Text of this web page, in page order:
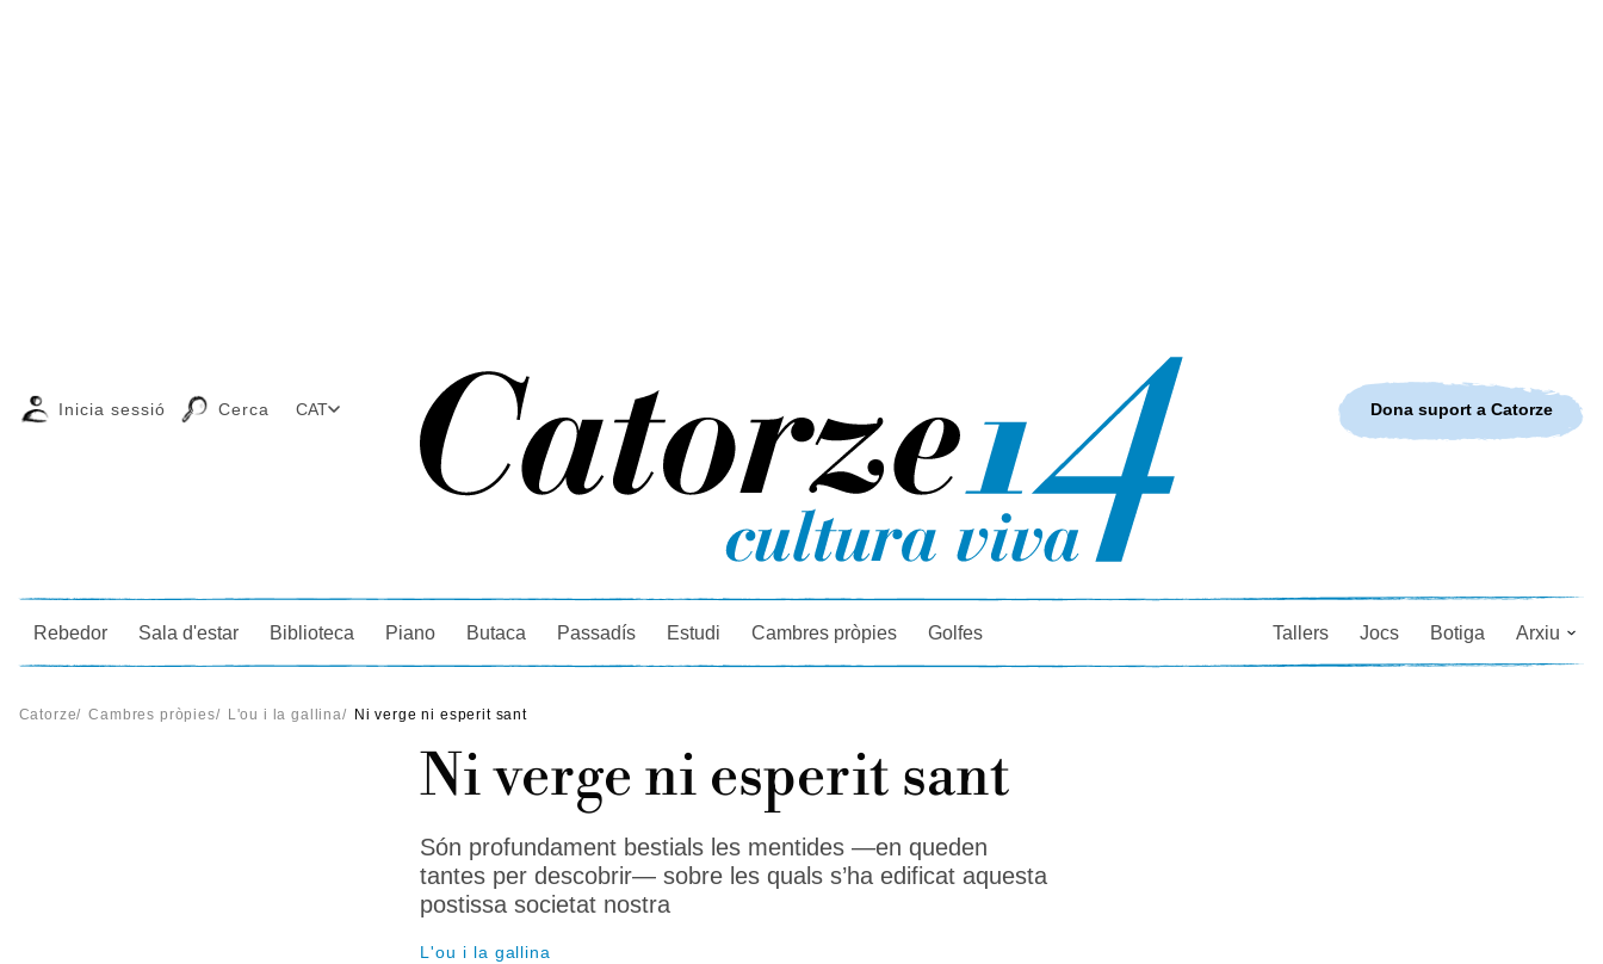
Cercador
Inicia sessió Cerca CAT
Rebedor Sala d'estar Biblioteca Piano Butaca Passadís Estudi Cambres pròpies Golfes Tallers Jocs Botiga Arxiu
Dona suport a Catorze
Catorze/ Cambres pròpies/ L'ou i la gallina/ Ni verge ni esperit sant
Ni verge ni esperit sant
Són profundament bestials les mentides —en queden
tantes per descobrir— sobre les quals s’ha edificat aquesta
postissa societat nostra
L'ou i la gallina